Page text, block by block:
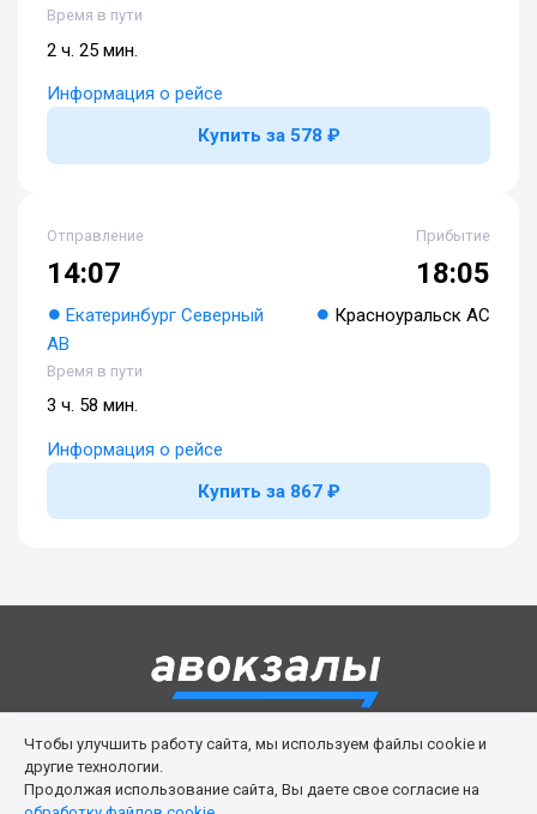
Время в пути
2 ч. 25 мин.
Информация о рейсе
Купить за 578 ₽
Отправление
14:07
Екатеринбург Северный
АВ
Прибытие
18:05
Красноуральск АС
Время в пути
3 ч. 58 мин.
Информация о рейсе
Купить за 867 ₽
Правила сервиса Политика cookies
Личный кабинет Возврат билета Поддержка
Чтобы улучшить работу сайта, мы используем файлы cookie и
другие технологии.
Продолжая использование сайта, Вы даете свое согласие на